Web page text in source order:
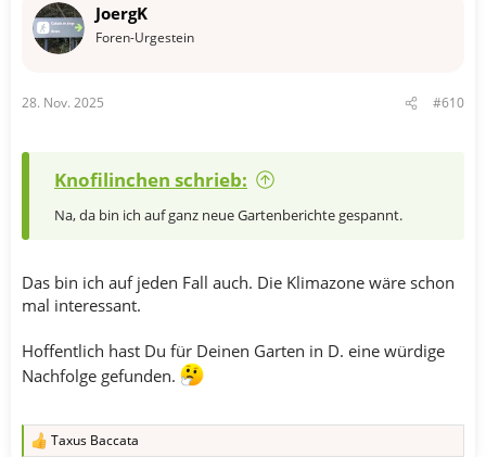
o
:
JoergK
Foren-Urgestein
28. Nov. 2025 #610
Knofilinchen schrieb:
Na, da bin ich auf ganz neue Gartenberichte gespannt.
Das bin ich auf jeden Fall auch. Die Klimazone wäre schon
mal interessant.
Hoffentlich hast Du für Deinen Garten in D. eine würdige
Nachfolge gefunden.
R
Taxus Baccata